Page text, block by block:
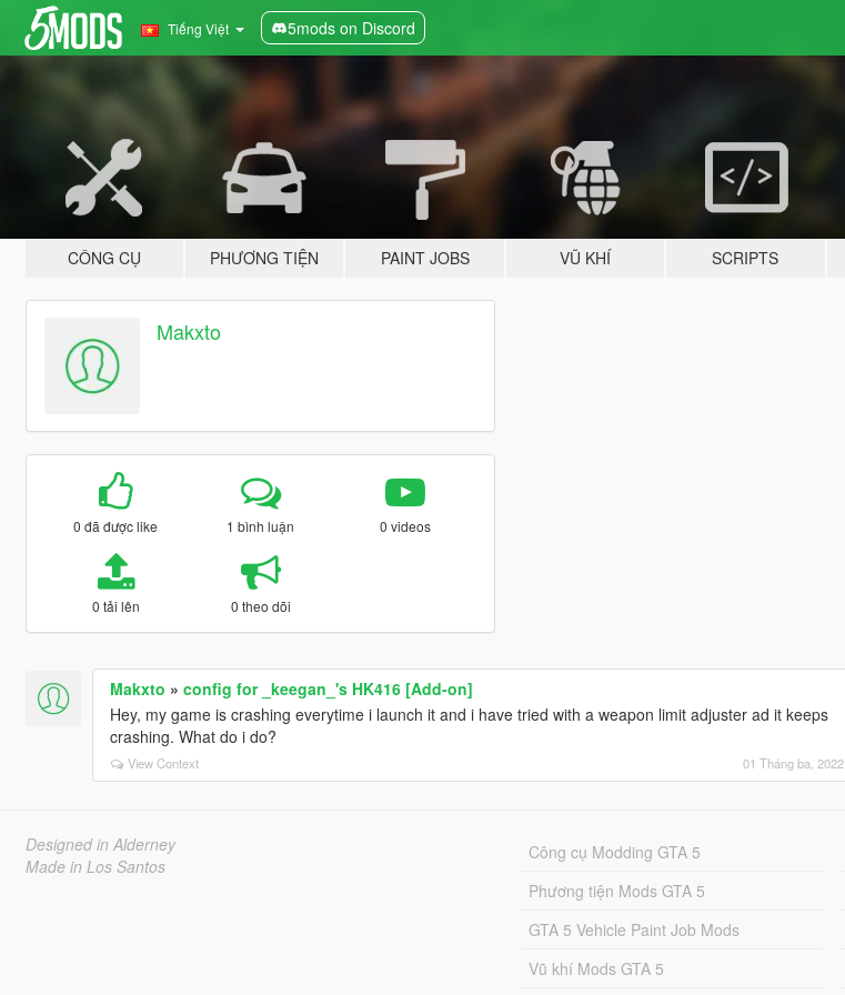
Tiếng Việt 5mods on Discord
CÔNG CỤ PHƯƠNG TIỆN PAINT JOBS VŨ KHÍ SCRIPTS
Makxto
0 đã được like 1 bình luận 0 videos
0 tải lên 0 theo dõi
Makxto » config for _keegan_'s HK416 [Add-on]
Hey, my game is crashing everytime i launch it and i have tried with a weapon limit adjuster ad it keeps
crashing. What do i do?
View Context 01 Tháng ba, 2022
Designed in Alderney
Made in Los Santos
Công cụ Modding GTA 5
Phương tiện Mods GTA 5
GTA 5 Vehicle Paint Job Mods
Vũ khí Mods GTA 5